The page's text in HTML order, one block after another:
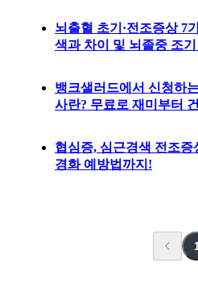
뇌출혈 초기·전조증상 7
색과 차이 및 뇌졸중 조기
뱅크샐러드에서 신청하
사란? 무료로 재미부터
협심증, 심근경색 전조증
경화 예방법까지!